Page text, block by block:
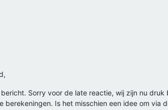
Sorry voor de late reactie, wij zijn nu
berekeningen. Is het misschien een idee om